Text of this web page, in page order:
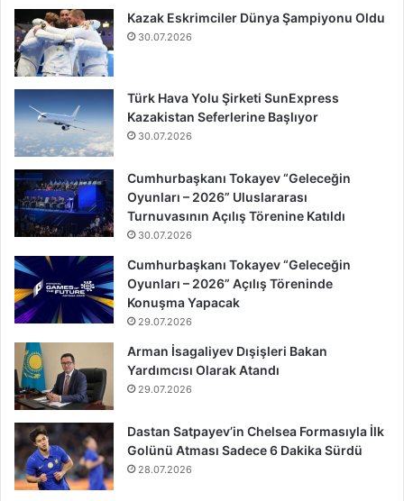
Kazak Eskrimciler Dünya Şampiyonu Oldu
30.07.2026
Türk Hava Yolu Şirketi SunExpress
Kazakistan Seferlerine Başlıyor
30.07.2026
Cumhurbaşkanı Tokayev “Geleceğin
Oyunları – 2026” Uluslararası
Turnuvasının Açılış Törenine Katıldı
30.07.2026
Cumhurbaşkanı Tokayev “Geleceğin
Oyunları – 2026” Açılış Töreninde
Konuşma Yapacak
29.07.2026
Arman İsagaliyev Dışişleri Bakan
Yardımcısı Olarak Atandı
29.07.2026
Dastan Satpayev’in Chelsea Formasıyla İlk
Golünü Atması Sadece 6 Dakika Sürdü
28.07.2026